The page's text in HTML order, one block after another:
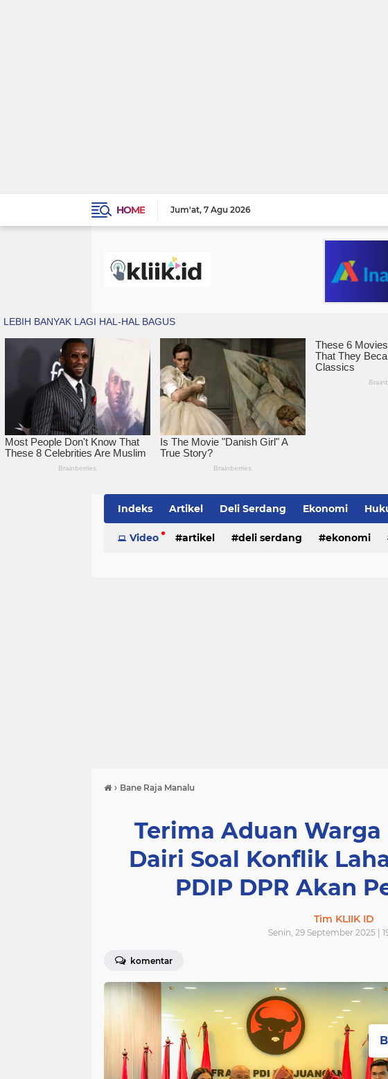
HOME Jum'at 7 Agu 2026
Indeks Artikel Deli Serdang Ekonomi
Simalungun Sumatera Utara Tebing Tinggi
Video artikel deli serdang ekonomi
› Bane Raja Manalu
Terima Aduan Warga
Dairi Soal Konflik
PDIP DPR Akan
Tim KLIIK ID
Senin, 29 September 2025 |
komentar